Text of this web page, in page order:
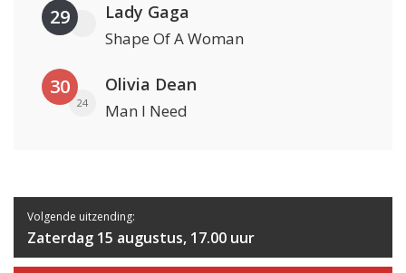
29 Lady Gaga
Shape Of A Woman
30
24
Olivia Dean
Man I Need
Volgende uitzending:
Zaterdag 15 augustus, 17.00 uur